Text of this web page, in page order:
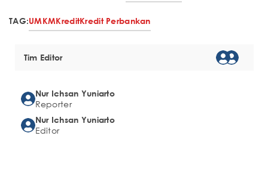
TAG:UMKMKreditKredit Perbankan
Tim Editor
Nur Ichsan Yuniarto
Reporter
Nur Ichsan Yuniarto
Editor